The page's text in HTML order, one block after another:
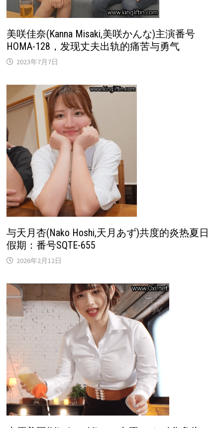
美咲佳奈(Kanna Misaki,美咲かんな)主演番号
HOMA-128，发现丈夫出轨的痛苦与勇气
2023年7月7日
与天月杏(Nako Hoshi,天月あず)共度的炎热夏日
假期：番号SQTE-655
2026年2月12日